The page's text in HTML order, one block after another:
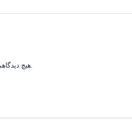
هیچ دیدگاهی برای این محصول نوشته نشده است.